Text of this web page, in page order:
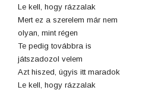
Le kell, hogy rázzalak
Mert ez a szerelem már nem
olyan, mint régen
Te pedig továbbra is
játszadozol velem
Azt hiszed, úgyis itt maradok
Le kell, hogy rázzalak